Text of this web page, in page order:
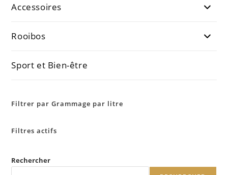
Accessoires
Rooibos
Sport et Bien-être
Filtrer par Grammage par litre
Filtres actifs
Rechercher